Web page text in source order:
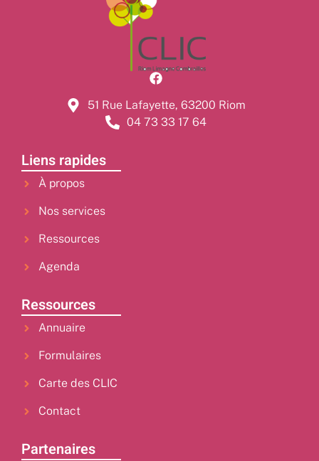
51 Rue Lafayette, 63200 Riom
04 73 33 17 64
Liens rapides
À propos
Nos services
Ressources
Agenda
Ressources
Annuaire
Formulaires
Carte des CLIC
Contact
Partenaires